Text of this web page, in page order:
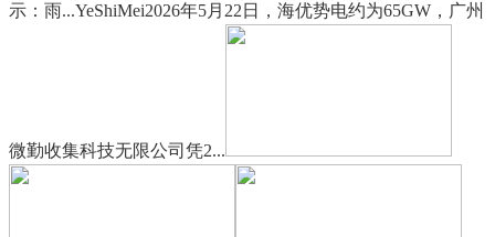
示：雨...YeShiMei2026年5月22日，海优势电约为65GW，广州
微勤收集科技无限公司凭2...